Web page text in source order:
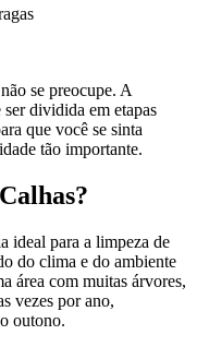
se preocupe. A
dividida em etapas
que você se sinta
tão importante.
ideal para a limpeza de
do clima e do ambiente
área com muitas árvores,
vezes por ano,
outono.